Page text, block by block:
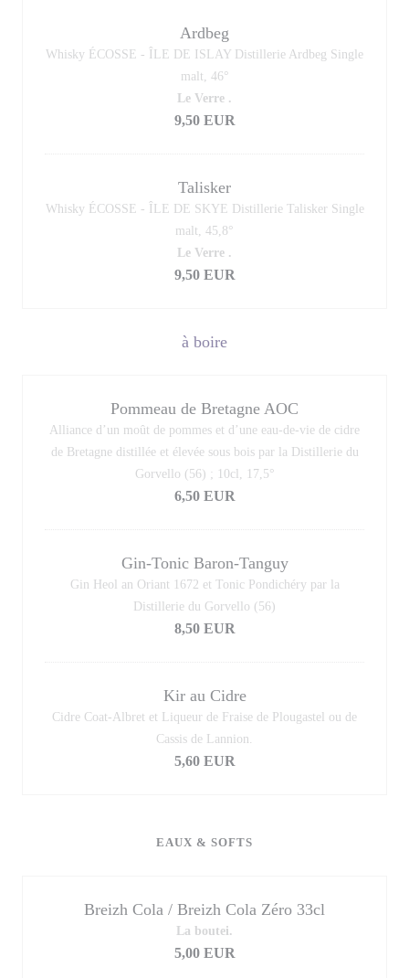
Ardbeg
Whisky ÉCOSSE - ÎLE DE ISLAY Distillerie Ardbeg Single
malt, 46°
9,50 EUR
Le Verre .
Talisker
Whisky ÉCOSSE - ÎLE DE SKYE Distillerie Talisker Single
malt, 45,8°
9,50 EUR
Le Verre .
à boire
Pommeau de Bretagne AOC
Alliance d’un moût de pommes et d’une eau-de-vie de cidre
de Bretagne distillée et élevée sous bois par la Distillerie du
Gorvello (56) ; 10cl, 17,5°
6,50 EUR
Gin-Tonic Baron-Tanguy
Gin Heol an Oriant 1672 et Tonic Pondichéry par la
Distillerie du Gorvello (56)
8,50 EUR
Kir au Cidre
Cidre Coat-Albret et Liqueur de Fraise de Plougastel ou de
Cassis de Lannion.
5,60 EUR
EAUX & SOFTS
Breizh Cola / Breizh Cola Zéro 33cl
5,00 EUR
La boutei.